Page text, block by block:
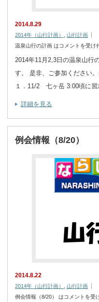
2014.8.29
2014年（山行計画） , 山行計画
温泉山行の計画 はコメントを受け
2014年11月2,3日の温泉山行
す。 是非、ご参加ください
１．11/2 七ヶ岳 3:00頃に
詳細を見る
例会情報（8/20）
2014.8.22
2014年（山行計画）
山行計画
例会情報（8/20） は コメントを受